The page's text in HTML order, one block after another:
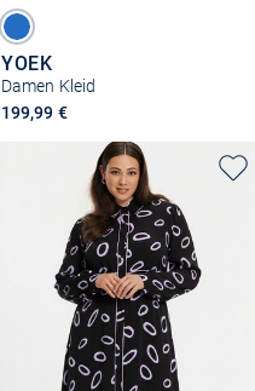
YOEK
Damen Kleid
199,99 €